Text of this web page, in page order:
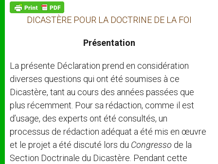
p
p
g
e
r
o
k
DICASTÈRE POUR LA DOCTRINE DE LA FOI
Présentation
La présente Déclaration prend en considération
diverses questions qui ont été soumises à ce
Dicastère, tant au cours des années passées que
plus récemment. Pour sa rédaction, comme il est
d’usage, des experts ont été consultés, un
processus de rédaction adéquat a été mis en œuvre
et le projet a été discuté lors du Congresso de la
Section Doctrinale du Dicastère. Pendant cette